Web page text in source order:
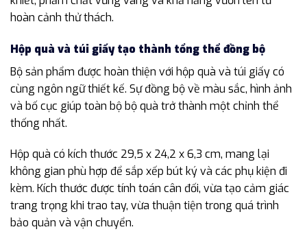
hoàn cảnh thử thách.
Hộp quà và túi giấy tạo thành tổng thể đồng bộ
Bộ sản phẩm được hoàn thiện với hộp quà và túi giấy có
cùng ngôn ngữ thiết kế. Sự đồng bộ về màu sắc, hình ảnh
và bố cục giúp toàn bộ bộ quà trở thành một chỉnh thể
thống nhất.
Hộp quà có kích thước 29,5 x 24,2 x 6,3 cm, mang lại
không gian phù hợp để sắp xếp bút ký và các phụ kiện đi
kèm. Kích thước được tính toán cân đối, vừa tạo cảm giác
trang trọng khi trao tay, vừa thuận tiện trong quá trình
bảo quản và vận chuyển.